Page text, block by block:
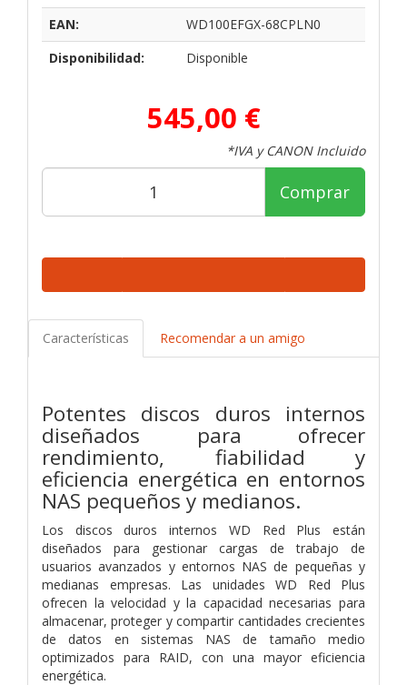
EAN:
WD100EFGX-68CPLN0
Disponibilidad:
Disponible
545,00 €
*IVA y CANON Incluido
Comprar
Características Recomendar a un amigo
Potentes discos duros internos
diseñados para ofrecer
rendimiento, fiabilidad y
eficiencia energética en entornos
NAS pequeños y medianos.
Los discos duros internos WD Red Plus están
diseñados para gestionar cargas de trabajo de
usuarios avanzados y entornos NAS de pequeñas y
medianas empresas. Las unidades WD Red Plus
ofrecen la velocidad y la capacidad necesarias para
almacenar, proteger y compartir cantidades crecientes
de datos en sistemas NAS de tamaño medio
optimizados para RAID, con una mayor eficiencia
energética.